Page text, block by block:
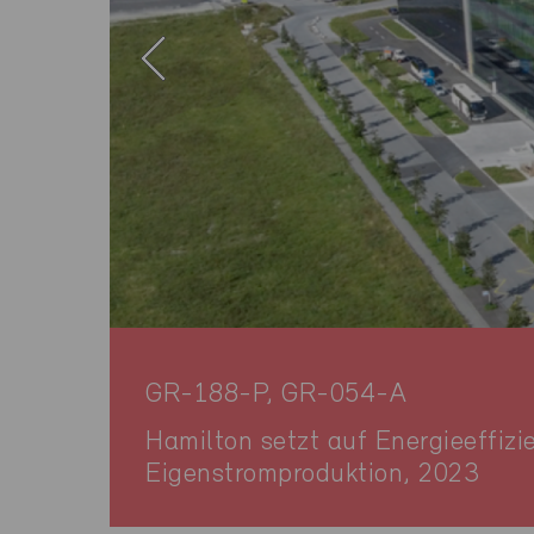
GR-188-P, GR-054-A
Hamilton setzt auf
Eigenstromproduktion, 2023